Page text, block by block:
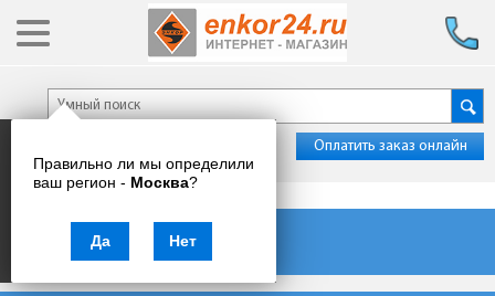
Правильно ли мы определили
ваш регион - Москва?
Да Нет
Оплатить заказ онлайн
Каталог товаров